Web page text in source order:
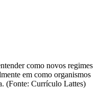
como novos regimes
em como organismos
(Fonte: Currículo Lattes)